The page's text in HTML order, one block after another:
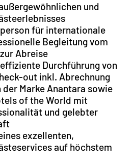
und
für internationale
Begleitung vom
Abreise
Durchführung von
out inkl. Abrechnung
Marke Anantara sowie
of the World mit
und gelebter
exzellenten,
auf höchstem